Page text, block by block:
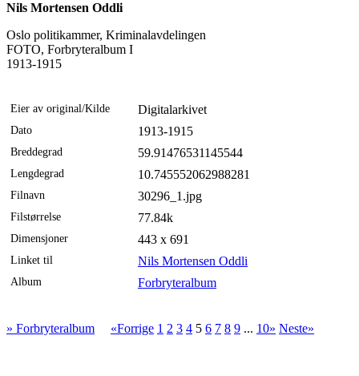
Nils Mortensen Oddli
Oslo politikammer, Kriminalavdelingen
FOTO, Forbryteralbum I
1913-1915
Eier av original/Kilde Digitalarkivet
Dato 1913-1915
Breddegrad 59.91476531145544
Lengdegrad 10.745552062988281
Filnavn 30296_1.jpg
Filstørrelse 77.84k
Dimensjoner 443 x 691
Linket til Nils Mortensen Oddli
Album Forbryteralbum
» Forbryteralbum «Forrige 1 2 3 4 5 6 7 8 9 ... 10» Neste»